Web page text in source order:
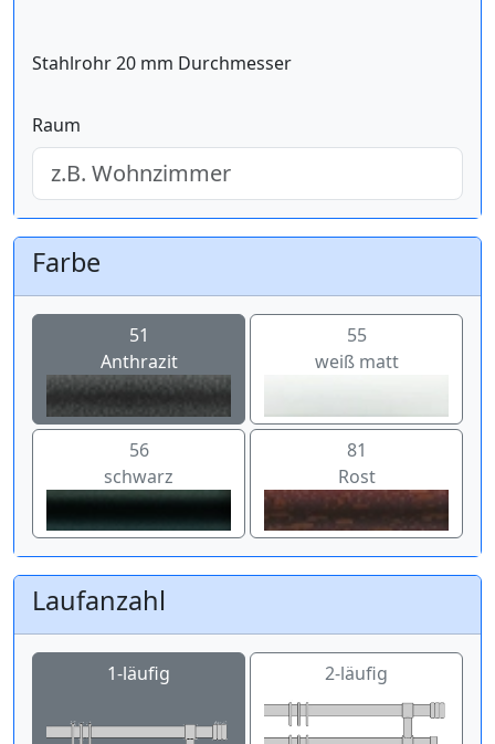
Stahlrohr 20 mm Durchmesser
Raum
Farbe
51
Anthrazit
55
weiß matt
56
schwarz
81
Rost
Laufanzahl
1-läufig 2-läufig